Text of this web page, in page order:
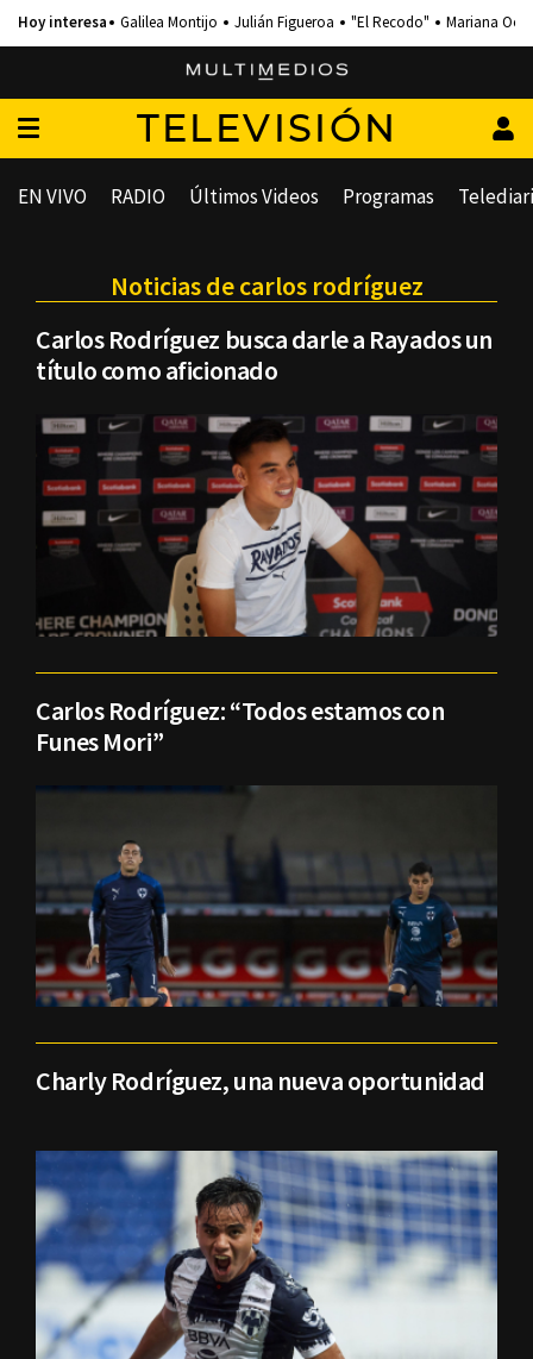
Galilea Montijo Julián Figueroa "El Recodo" Mariana
TELEVISIÓN
EN VIVO RADIO Últimos Videos Programas
Noticias de carlos rodríguez
Carlos Rodríguez busca darle a Rayados un
título como aficionado
Carlos Rodríguez: “Todos estamos con
Funes Mori”
Charly Rodríguez, una nueva oportunidad